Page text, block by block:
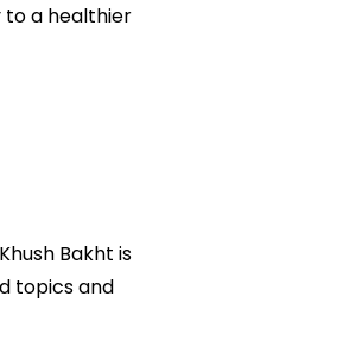
to a healthier
Bakht is
topics and